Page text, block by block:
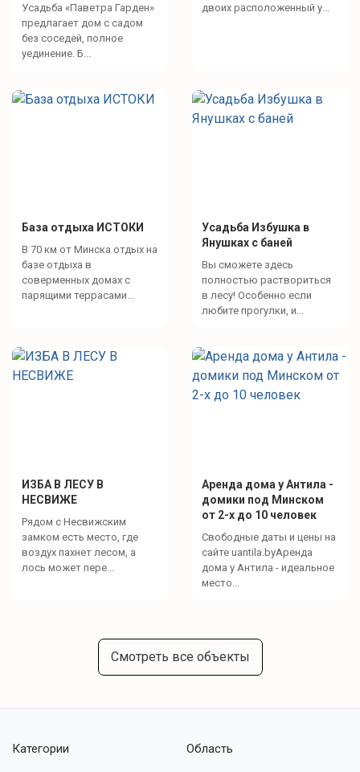
Усадьба «Паветра Гарден»
предлагает дом с садом
без соседей, полное
уединение. Б...
двоих расположенный у...
База отдыха ИСТОКИ
В 70 км от Минска отдых на
базе отдыха в
соверменных домах с
парящими террасами...
Усадьба Избушка в
Янушках с баней
Вы сможете здесь
полностью раствориться
в лесу! Особенно если
любите прогулки, и...
ИЗБА В ЛЕСУ В
НЕСВИЖЕ
Рядом с Несвижским
замком есть место, где
воздух пахнет лесом, а
лось может пере...
Аренда дома у Антила -
домики под Минском
от 2-х до 10 человек
Свободные даты и цены на
сайте uantila.byАренда
дома у Антила - идеальное
место...
Смотреть все объекты
Категории Область